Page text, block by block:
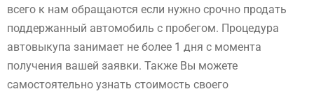
всего к нам обращаются если нужно срочно продать
поддержанный автомобиль с пробегом. Процедура
автовыкупа занимает не более 1 дня с момента
получения вашей заявки. Также Вы можете
самостоятельно узнать стоимость своего